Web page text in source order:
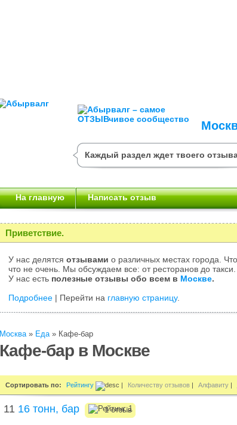
Каждый раздел ждет твоего
На главную Написать отзыв
Приветствие.
У нас делятся отзывами о различных местах города.
что не очень. Мы обсуждаем все: от ресторанов до такси.
У нас есть полезные отзывы обо всем в Москве.
Подробнее | Перейти на главную страницу.
Москва » Еда » Кафе-бар
Кафе-бар в Москве
Сортировать по: Рейтингу | Количеству отзывов | Алфавиту |
11 16 тонн, бар 1 отзыв